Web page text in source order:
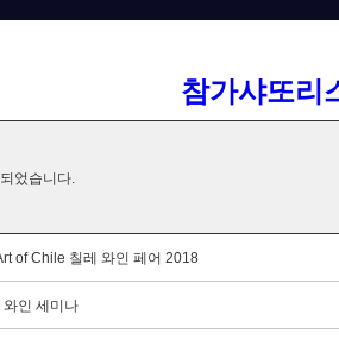
참가샤또리
되었습니다.
of Chile 칠레 와인 페어 2018
인 세미나